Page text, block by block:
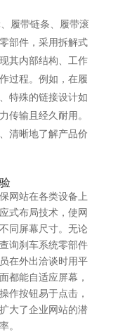
履带链条、履带滚
部件，采用拆解式
其内部结构、工作
过程。例如，在履
特殊的链接设计如
传输且经久耐用。
清晰地了解产品价
网站在各类设备上
式布局技术，使网
同屏幕尺寸。无论
询刹车系统零部件
在外出洽谈时用平
都能自适应屏幕，
作按钮易于点击，
大了企业网站的潜
。